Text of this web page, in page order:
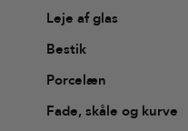
Leje af glas
Bestik
Porcelæn
Fade, skåle og kurve